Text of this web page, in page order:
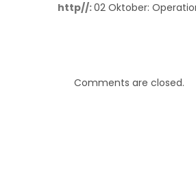
http//:02 Oktober:
Comments are closed.